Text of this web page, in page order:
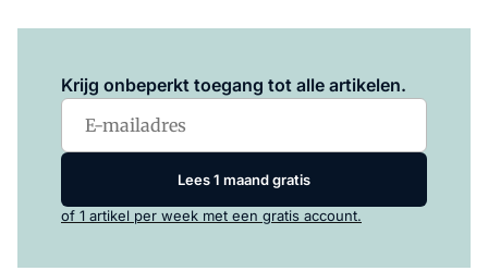
Krijg onbeperkt toegang tot alle artikelen.
Lees 1 maand gratis
of 1 artikel per week met een gratis account.